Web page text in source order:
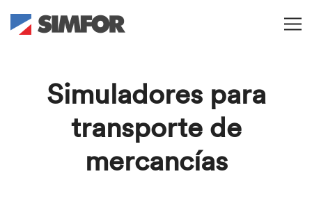
Simuladores para
transporte de
mercancías